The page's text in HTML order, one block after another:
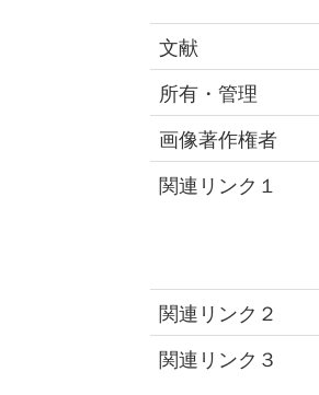
文献
所有・管理
画像著作権者
関連リンク１
関連リンク２
関連リンク３